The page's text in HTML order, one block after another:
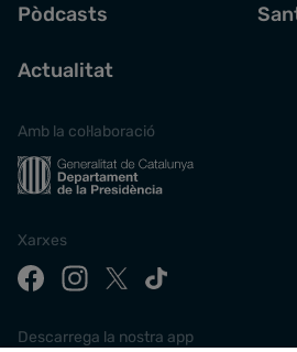
Pòdcasts
Actualitat
Amb la col·laboració
Xarxes
Descarrega la nostra app